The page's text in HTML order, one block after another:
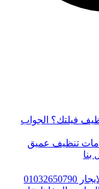
فيلتك؟ الجواب
تنظيف عميق
بنا